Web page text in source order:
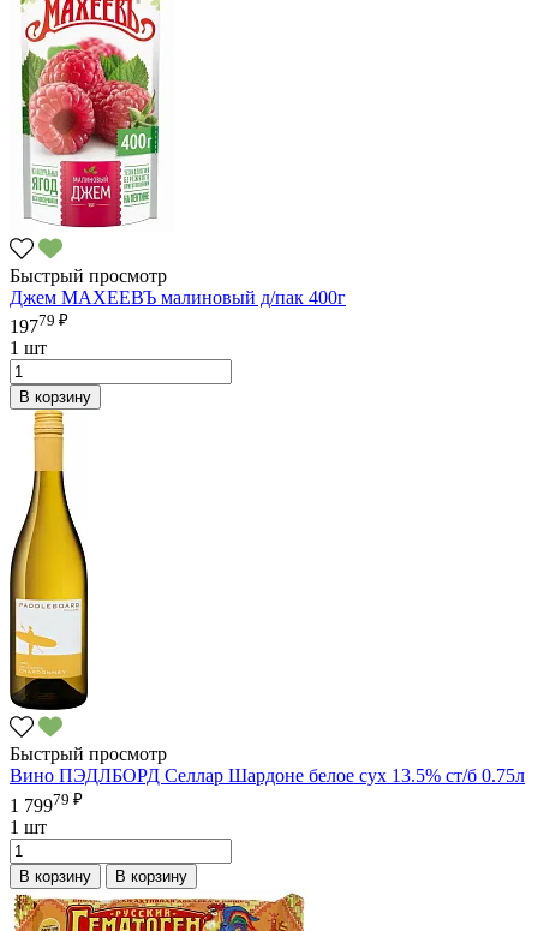
Быстрый просмотр
Джем МАХЕЕВЪ малиновый д/пак 400г
19779 ₽
1 шт
В корзину
Быстрый просмотр
Вино ПЭДЛБОРД Селлар Шардоне белое сух 13.5% ст/б 0.75л
1 79979 ₽
1 шт
В корзину В корзину